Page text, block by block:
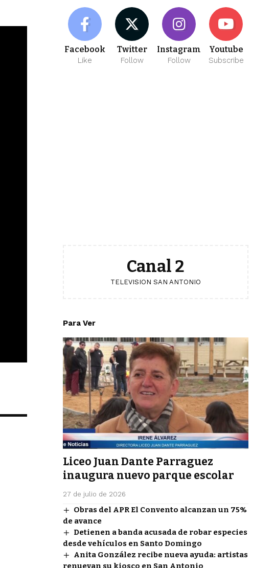
Facebook
Like
Twitter
Follow
Instagram
Follow
Youtube
Subscribe
Canal 2
TELEVISION SAN ANTONIO
Para Ver
Liceo Juan Dante Parraguez
inaugura nuevo parque escolar
27 de julio de 2026
Obras del APR El Convento alcanzan un 75%
de avance
Detienen a banda acusada de robar especies
desde vehículos en Santo Domingo
Anita González recibe nueva ayuda: artistas
renuevan su kiosco en San Antonio